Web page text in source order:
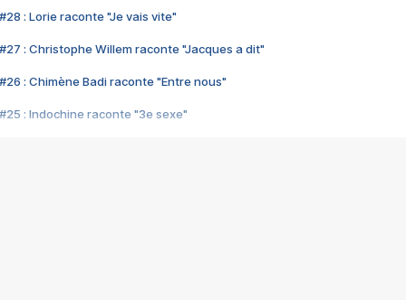
#28 : Lorie raconte "Je vais vite"
#27 : Christophe Willem raconte "Jacques a dit"
#26 : Chimène Badi raconte "Entre nous"
#25 : Indochine raconte "3e sexe"